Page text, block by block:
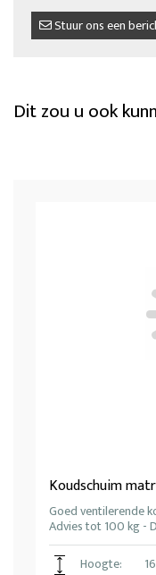
Stuur ons een
Dit zou u ook
Koudschuim
Goed ventilerende
Advies tot 100 kg -
Hoogte: